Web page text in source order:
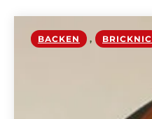
BACKEN , BRICKNIC